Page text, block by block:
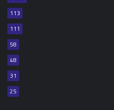
113
111
58
48
31
25